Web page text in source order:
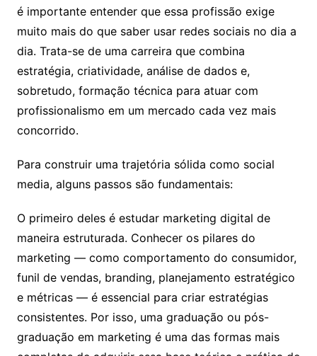
é importante entender que essa profissão exige
muito mais do que saber usar redes sociais no dia a
dia. Trata-se de uma carreira que combina
estratégia, criatividade, análise de dados e,
sobretudo, formação técnica para atuar com
profissionalismo em um mercado cada vez mais
concorrido.
Para construir uma trajetória sólida como social
media, alguns passos são fundamentais:
O primeiro deles é estudar marketing digital de
maneira estruturada. Conhecer os pilares do
marketing — como comportamento do consumidor,
funil de vendas, branding, planejamento estratégico
e métricas — é essencial para criar estratégias
consistentes. Por isso, uma graduação ou pós-
graduação em marketing é uma das formas mais